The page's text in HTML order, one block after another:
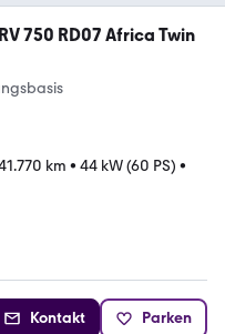
750 RD07 Africa Twin
km • 44 kW (60 PS) •
Kontakt Parken